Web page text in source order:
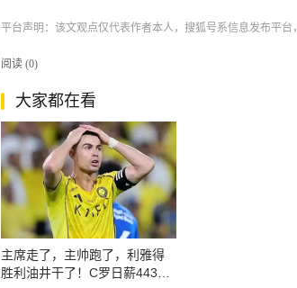
平台声明：该文观点仅代表作者本人，搜狐号系信息发布平台
阅读 (0)
大家都在看
主席走了，主帅跑了，利雅得
胜利油井干了！C罗日薪443